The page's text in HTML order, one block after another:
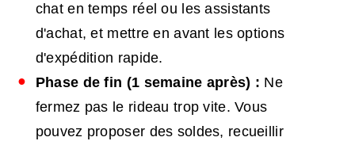
chat en temps réel ou les assistants
d'achat, et mettre en avant les options
d'expédition rapide.
Phase de fin (1 semaine après) : Ne
fermez pas le rideau trop vite. Vous
pouvez proposer des soldes, recueillir